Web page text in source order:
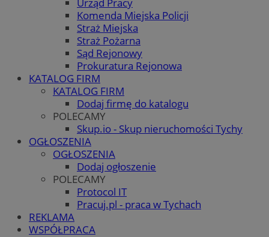
Komenda Miejska Policji
Straż Miejska
Straż Pożarna
Sąd Rejonowy
Prokuratura Rejonowa
KATALOG FIRM
KATALOG FIRM
Dodaj firmę do katalogu
POLECAMY
Skup.io - Skup nieruchomości Tychy
OGŁOSZENIA
OGŁOSZENIA
Dodaj ogłoszenie
POLECAMY
Protocol IT
Pracuj.pl - praca w Tychach
REKLAMA
WSPÓŁPRACA